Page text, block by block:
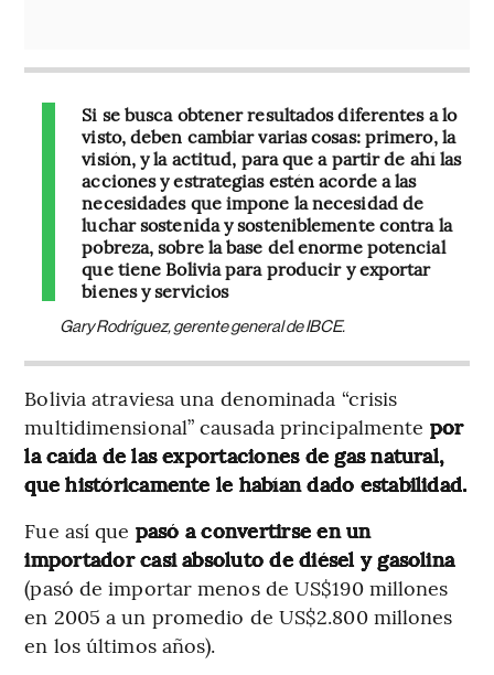
Si se busca obtener resultados diferentes a lo
visto, deben cambiar varias cosas: primero, la
visión, y la actitud, para que a partir de ahí las
acciones y estrategias estén acorde a las
necesidades que impone la necesidad de
luchar sostenida y sosteniblemente contra la
pobreza, sobre la base del enorme potencial
que tiene Bolivia para producir y exportar
bienes y servicios
Gary Rodríguez, gerente general de IBCE.
Bolivia atraviesa una denominada “crisis
multidimensional” causada principalmente por
la caída de las exportaciones de gas natural,
que históricamente le habían dado estabilidad.
Fue así que pasó a convertirse en un
importador casi absoluto de diésel y gasolina
(pasó de importar menos de US$190 millones
en 2005 a un promedio de US$2.800 millones
en los últimos años).